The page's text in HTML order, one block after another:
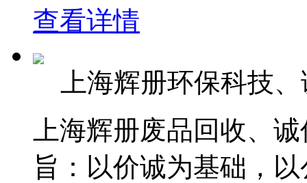
查看详情
上海辉册环保科技
上海辉册废品回收、
旨：以价诚为基础，